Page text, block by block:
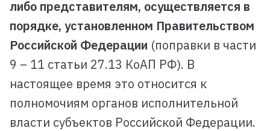
либо представителям, осуществляется в
порядке, установленном Правительством
Российской Федерации (поправки в части
9 – 11 статьи 27.13 КоАП РФ). В
настоящее время это относится к
полномочиям органов исполнительной
власти субъектов Российской Федерации.